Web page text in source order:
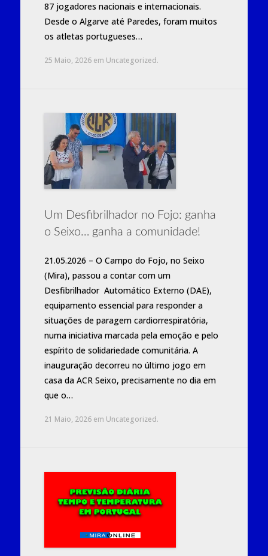
87 jogadores nacionais e internacionais.
Desde o Algarve até Paredes, foram muitos
os atletas portugueses…
25 Maio, 2026em Uncategorized.
Um Desfibrilhador no Fojo: ganha
o Seixo… ganha a comunidade!
21.05.2026 – O Campo do Fojo, no Seixo
(Mira), passou a contar com um
Desfibrilhador Automático Externo (DAE),
equipamento essencial para responder a
situações de paragem cardiorrespiratória,
numa iniciativa marcada pela emoção e pelo
espírito de solidariedade comunitária. A
inauguração decorreu no último jogo em
casa da ACR Seixo, precisamente no dia em
que o…
21 Maio, 2026em Uncategorized.